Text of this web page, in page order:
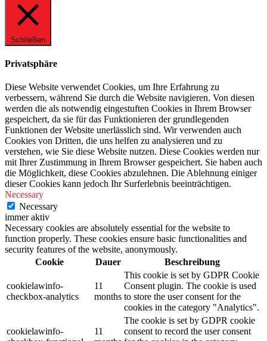
Schließen
Privatsphäre
Diese Website verwendet Cookies, um Ihre Erfahrung zu
verbessern, während Sie durch die Website navigieren. Von diesen
werden die als notwendig eingestuften Cookies in Ihrem Browser
gespeichert, da sie für das Funktionieren der grundlegenden
Funktionen der Website unerlässlich sind. Wir verwenden auch
Cookies von Dritten, die uns helfen zu analysieren und zu
verstehen, wie Sie diese Website nutzen. Diese Cookies werden nur
mit Ihrer Zustimmung in Ihrem Browser gespeichert. Sie haben auch
die Möglichkeit, diese Cookies abzulehnen. Die Ablehnung einiger
dieser Cookies kann jedoch Ihr Surferlebnis beeinträchtigen.
Necessary
Necessary
immer aktiv
Necessary cookies are absolutely essential for the website to
function properly. These cookies ensure basic functionalities and
security features of the website, anonymously.
Cookie
Dauer Beschreibung
cookielawinfo-
checkbox-analytics
11
months
This cookie is set by GDPR Cookie
Consent plugin. The cookie is used
to store the user consent for the
cookies in the category "Analytics".
cookielawinfo-
11
The cookie is set by GDPR cookie
consent to record the user consent